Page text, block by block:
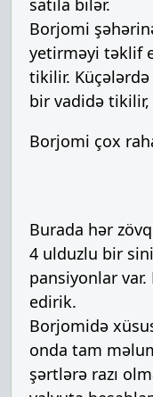
satıla bilər.
Borjomi
yetirməyi təklif
tikilir.
bir vadidə tikilir,
Borjomi çox
Burada hər
4 ulduzlu bir
pansiyonlar
edirik.
Borjomidə
onda tam
şərtlərə razı